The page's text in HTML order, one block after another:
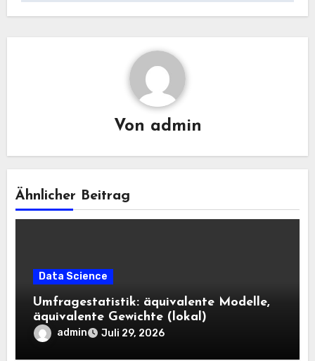
Von admin
Ähnlicher Beitrag
Data Science
Umfragestatistik: äquivalente Modelle,
äquivalente Gewichte (lokal)
admin Juli 29, 2026